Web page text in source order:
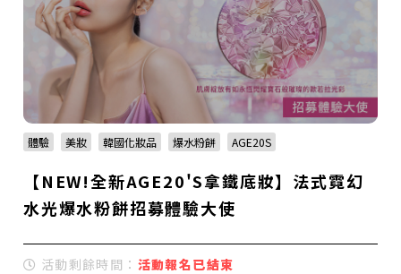
體驗 美妝 韓國化妝品 爆水粉餅 AGE20S
【NEW!全新AGE20'S拿鐵底妝】法式霓幻
水光爆水粉餅招募體驗大使
活動剩餘時間： 活動報名已結束